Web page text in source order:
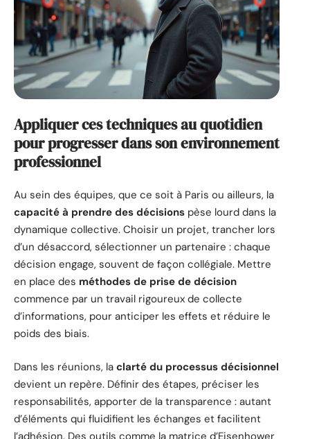
Appliquer ces techniques au quotidien
pour progresser dans son environnement
professionnel
Au sein des équipes, que ce soit à Paris ou ailleurs, la
capacité à prendre des décisions pèse lourd dans la
dynamique collective. Choisir un projet, trancher lors
d’un désaccord, sélectionner un partenaire : chaque
décision engage, souvent de façon collégiale. Mettre
en place des méthodes de prise de décision
commence par un travail rigoureux de collecte
d’informations, pour anticiper les effets et réduire le
poids des biais.
Dans les réunions, la clarté du processus décisionnel
devient un repère. Définir des étapes, préciser les
responsabilités, apporter de la transparence : autant
d’éléments qui fluidifient les échanges et facilitent
l’adhésion. Des outils comme la matrice d’Eisenhower